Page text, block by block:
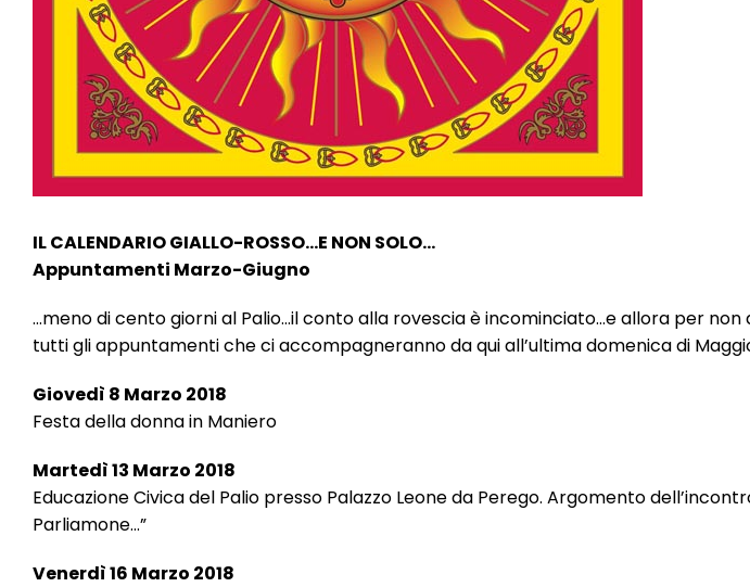
IL CALENDARIO GIALLO-ROSSO…E NON SOLO…
Appuntamenti Marzo-Giugno
…meno di cento giorni al Palio…il conto alla rovescia è incominciato…e allora per
tutti gli appuntamenti che ci accompagneranno da qui all’ultima domenica di
Giovedì 8 Marzo 2018
Festa della donna in Maniero
Martedì 13 Marzo 2018
Educazione Civica del Palio presso Palazzo Leone da Perego. Argomento
Parliamone…”
Venerdì 16 Marzo 2018